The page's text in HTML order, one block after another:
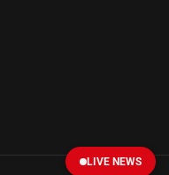
LIVE NEWS